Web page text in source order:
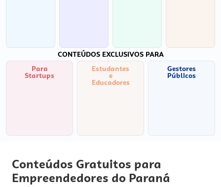
CONTEÚDOS EXCLUSIVOS PARA
Para
Startups
Estudantes
e
Educadores
Gestores
Públicos
Conteúdos Gratuitos para
Empreendedores do Paraná